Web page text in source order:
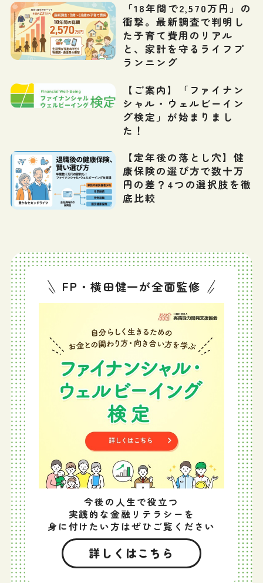
「18年間で2,570万円」の
衝撃。最新調査で判明し
た子育て費用のリアル
と、家計を守るライフプ
ランニング
【ご案内】「ファイナン
シャル・ウェルビーイン
グ検定」が始まりまし
た！
【定年後の落とし穴】健
康保険の選び方で数十万
円の差？4つの選択肢を徹
底比較
FP・横田健一が全面監修
今後の人生で役立つ
実践的な金融リテラシーを
身に付けたい方はぜひご覧ください
詳しくはこちら